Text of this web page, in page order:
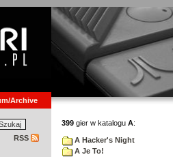
Archive
RSS
399 gier w katalogu A:
A Hacker's Night
A Je To!